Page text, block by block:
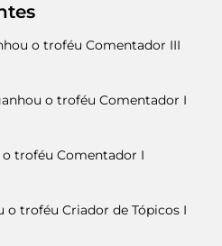
o troféu Comentador III
o troféu Comentador I
troféu Comentador I
o troféu Criador de Tópicos I